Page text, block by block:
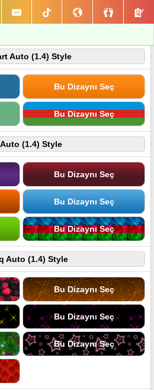
Auto (1.4) Style
Bu Dizaynı Seç
Bu Dizaynı Seç
(1.4) Style
Bu Dizaynı Seç
Bu Dizaynı Seç
Bu Dizaynı Seç
Auto (1.4) Style
Bu Dizaynı Seç
Bu Dizaynı Seç
Bu Dizaynı Seç